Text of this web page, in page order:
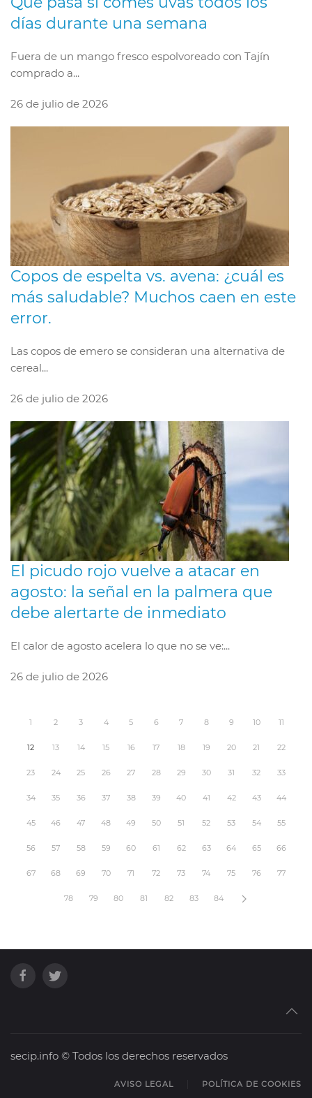
días durante una semana
Fuera de un mango fresco espolvoreado con Tajín
comprado a...
26 de julio de 2026
Copos de espelta vs. avena: ¿cuál es
más saludable? Muchos caen en este
error.
Las copos de emero se consideran una alternativa de
cereal...
26 de julio de 2026
El picudo rojo vuelve a atacar en
agosto: la señal en la palmera que
debe alertarte de inmediato
El calor de agosto acelera lo que no se ve:...
26 de julio de 2026
1 2 3 4 5 6 7 8 9 10 11
12 13 14 15 16 17 18 19 20 21 22
23 24 25 26 27 28 29 30 31 32 33
34 35 36 37 38 39 40 41 42 43 44
45 46 47 48 49 50 51 52 53 54 55
56 57 58 59 60 61 62 63 64 65 66
67 68 69 70 71 72 73 74 75 76 77
78 79 80 81 82 83 84
secip.info © Todos los derechos reservados
AVISO LEGAL POLÍTICA DE COOKIES